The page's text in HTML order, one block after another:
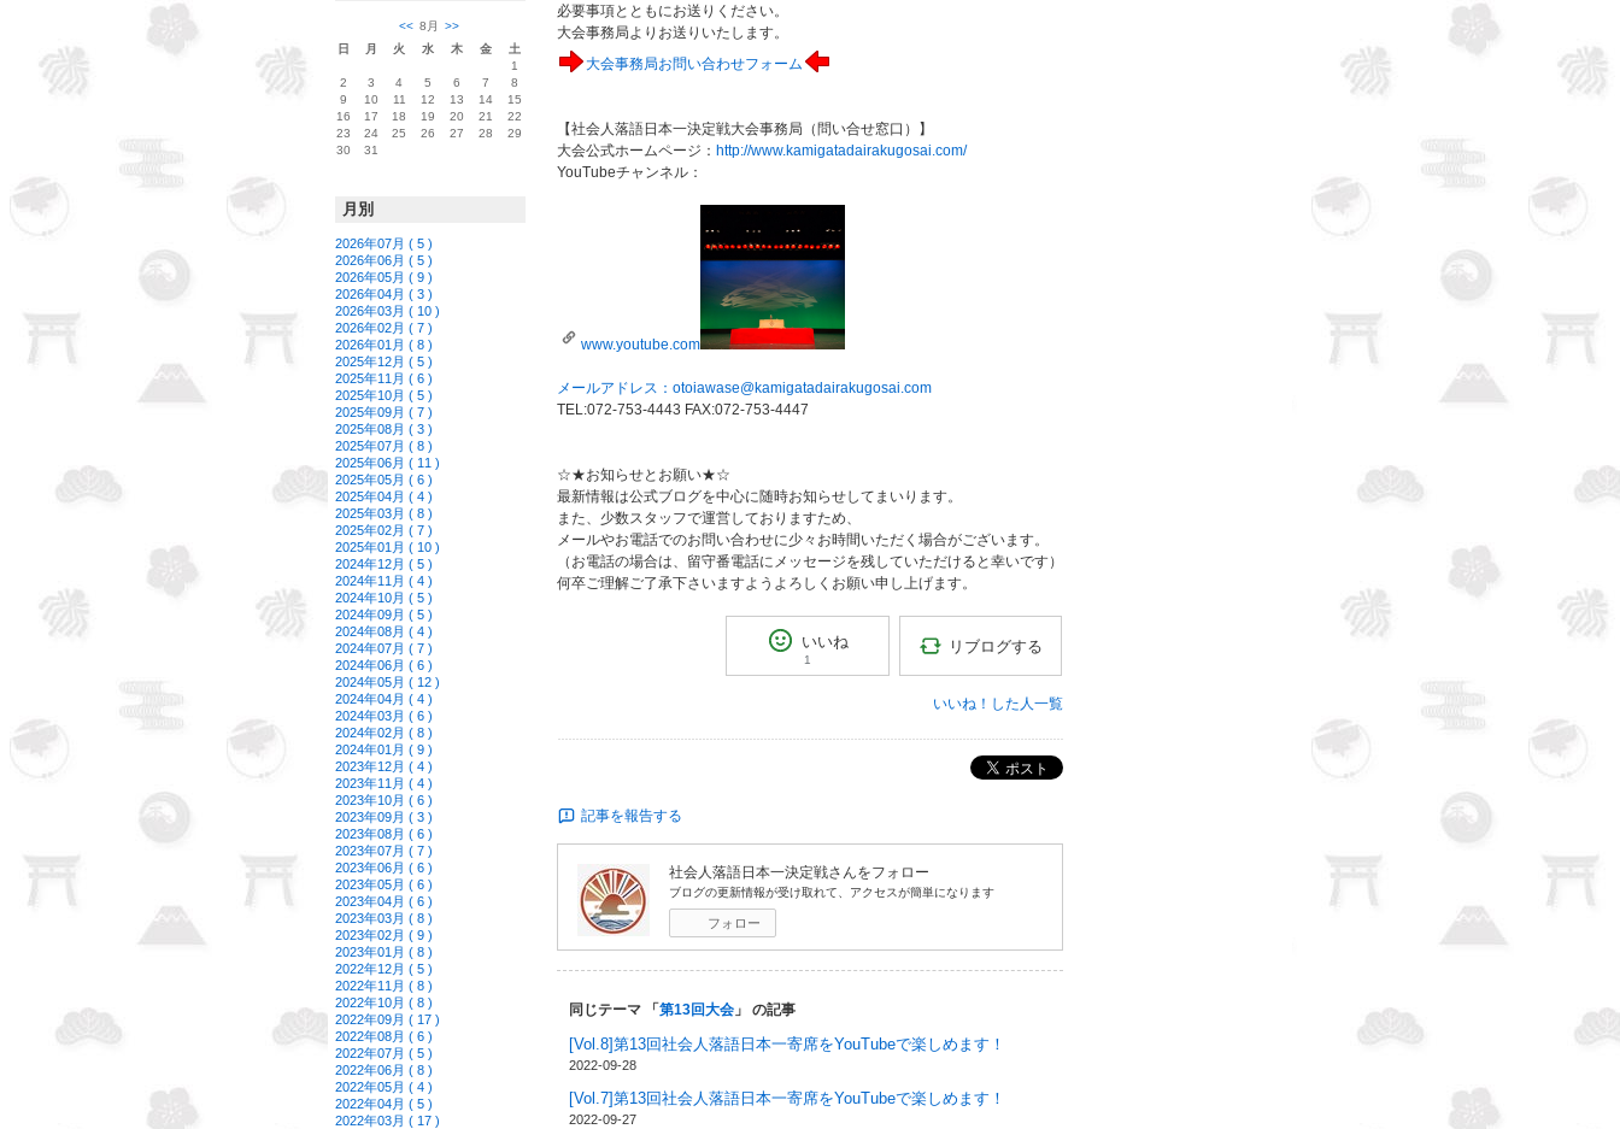
<< 8月
>>
日
月 火 水 木 金
土
1
2
3 4 5 6 7
8
9
10 11 12 13 14
15
16
17 18 19 20 21
22
23
24 25 26 27 28
29
30
31
月別
2026年07月 ( 5 )
2026年06月 ( 5 )
2026年05月 ( 9 )
2026年04月 ( 3 )
2026年03月 ( 10 )
2026年02月 ( 7 )
2026年01月 ( 8 )
2025年12月 ( 5 )
2025年11月 ( 6 )
2025年10月 ( 5 )
2025年09月 ( 7 )
2025年08月 ( 3 )
2025年07月 ( 8 )
2025年06月 ( 11 )
2025年05月 ( 6 )
2025年04月 ( 4 )
2025年03月 ( 8 )
2025年02月 ( 7 )
2025年01月 ( 10 )
2024年12月 ( 5 )
2024年11月 ( 4 )
2024年10月 ( 5 )
2024年09月 ( 5 )
2024年08月 ( 4 )
2024年07月 ( 7 )
2024年06月 ( 6 )
2024年05月 ( 12 )
2024年04月 ( 4 )
2024年03月 ( 6 )
2024年02月 ( 8 )
2024年01月 ( 9 )
2023年12月 ( 4 )
2023年11月 ( 4 )
2023年10月 ( 6 )
2023年09月 ( 3 )
2023年08月 ( 6 )
2023年07月 ( 7 )
2023年06月 ( 6 )
2023年05月 ( 6 )
2023年04月 ( 6 )
2023年03月 ( 8 )
2023年02月 ( 9 )
2023年01月 ( 8 )
2022年12月 ( 5 )
2022年11月 ( 8 )
2022年10月 ( 8 )
2022年09月 ( 17 )
2022年08月 ( 6 )
2022年07月 ( 5 )
2022年06月 ( 8 )
2022年05月 ( 4 )
2022年04月 ( 5 )
2022年03月 ( 17 )
必要事項とともにお送りください。
大会事務局よりお送りいたします。
大会事務局お問い合わせフォーム
【社会人落語日本一決定戦大会事務局（問い合せ窓口）】
大会公式ホームページ： http://www.kamigatadairakugosai.com/
YouTubeチャンネル：
www.youtube.com
メールアドレス： otoiawase@kamigatadairakugosai.com
TEL:072-753-4443 FAX:072-753-4447
☆★お知らせとお願い★☆
最新情報は公式ブログを中心に随時お知らせしてまいります。
また、少数スタッフで運営しておりますため、
メールやお電話でのお問い合わせに少々お時間いただく場合がございます。
（お電話の場合は、留守番電話にメッセージを残していただけると幸いです）
何卒ご理解ご了承下さいますようよろしくお願い申し上げます。
いいね
1
リブログする
いいね！した人一覧
ポスト
記事を報告する
社会人落語日本一決定戦さんをフォロー
ブログの更新情報が受け取れて、アクセスが簡単になります
フォロー
同じテーマ 「 第13回大会 」 の記事
[Vol.8]第13回社会人落語日本一寄席をYouTubeで楽しめます！
2022-09-28
[Vol.7]第13回社会人落語日本一寄席をYouTubeで楽しめます！
2022-09-27